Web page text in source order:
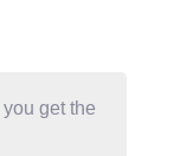
get the